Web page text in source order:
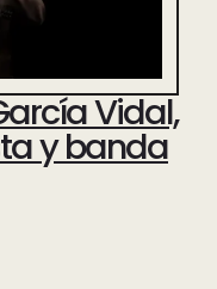
Vidal,
y banda